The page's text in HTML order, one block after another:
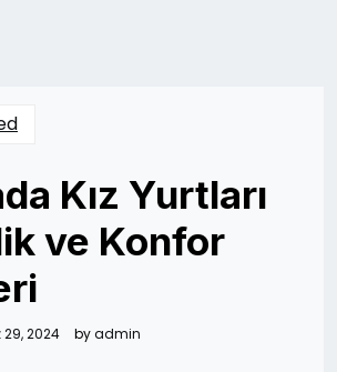
Kız Yurtları
ve Konfor
2024 byadmin